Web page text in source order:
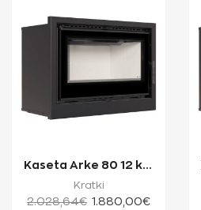
Kaseta Arke 80 12 kW
Ενεργειακή Κασέτα
Τζακιού Μία...
Kratki
2.028,64€ 1.880,00€